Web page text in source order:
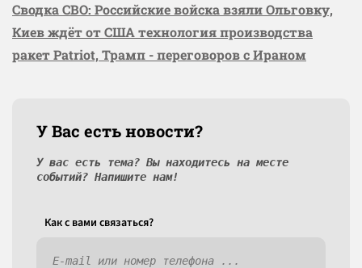
Сводка СВО: Российские войска взяли Ольговку,
Киев ждёт от США технология производства
ракет Patriot, Трамп - переговоров с Ираном
У Вас есть новости?
У вас есть тема? Вы находитесь на месте
событий? Напишите нам!
Как c вами связаться?